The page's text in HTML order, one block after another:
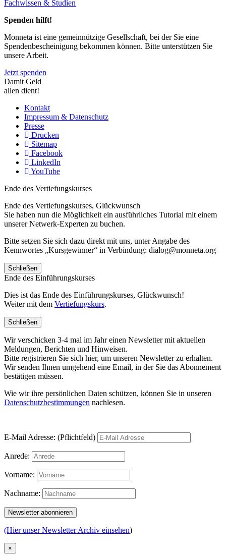
Fachwissen & Studien
Spenden hilft!
Monneta ist eine gemeinnützige Gesellschaft, bei der Sie eine
Spendenbescheinigung bekommen können. Bitte unterstützen Sie
unsere Arbeit.
Jetzt spenden
Damit Geld
allen dient!
Kontakt
Impressum & Datenschutz
Presse
Drucken
Sitemap
Facebook
LinkedIn
YouTube
Ende des Vertiefungskurses
Ende des Vertiefungskurses, Glückwunsch
Sie haben nun die Möglichkeit ein ausführliches Tutorial mit einem
unserer Netwerk-Experten zu buchen.
Bitte setzen Sie sich dazu direkt mit uns, unter Angabe des
Kennwortes „Kursgewinner“ in Verbindung: dialog@monneta.org
Schließen
Ende des Einführungskurses
Dies ist das Ende des Einführungskurses, Glückwunsch!
Weiter mit dem Vertiefungskurs.
Schließen
Wir verschicken 3-4 mal im Jahr einen Newsletter mit aktuellen
Meldungen, Berichten und Hinweisen.
Bitte registrieren Sie sich hier, um unseren Newsletter zu erhalten.
Wir senden Ihnen umgehend eine Email, in der Sie das Abonnement
bestätigen müssen.
Wie wir ihre persönlichen Daten schützen, können Sie in unseren
Datenschutzbestimmungen nachlesen.
E-Mail Adresse: (Pflichtfeld)
Anrede:
Vorname:
Nachname:
(Hier unser Newsletter Archiv einsehen)
×